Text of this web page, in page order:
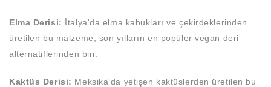
Elma Derisi: İtalya'da elma kabukları ve çekirdeklerinden
üretilen bu malzeme, son yılların en popüler vegan deri
alternatiflerinden biri.
Kaktüs Derisi: Meksika'da yetişen kaktüslerden üretilen bu